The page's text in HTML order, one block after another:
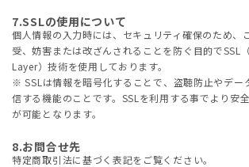
7.SSLの使用について
個人情報の入力時には、セキュリティ確保のため、
受、妨害または改ざんされることを防ぐ目的でSSL
Layer）技術を使用しております。
※ SSLは情報を暗号化することで、盗聴防止やデー
信する機能のことです。SSLを利用する事でより安
が可能となります。
8.お問合せ先
特定商取引法に基づく表記をご覧ください。